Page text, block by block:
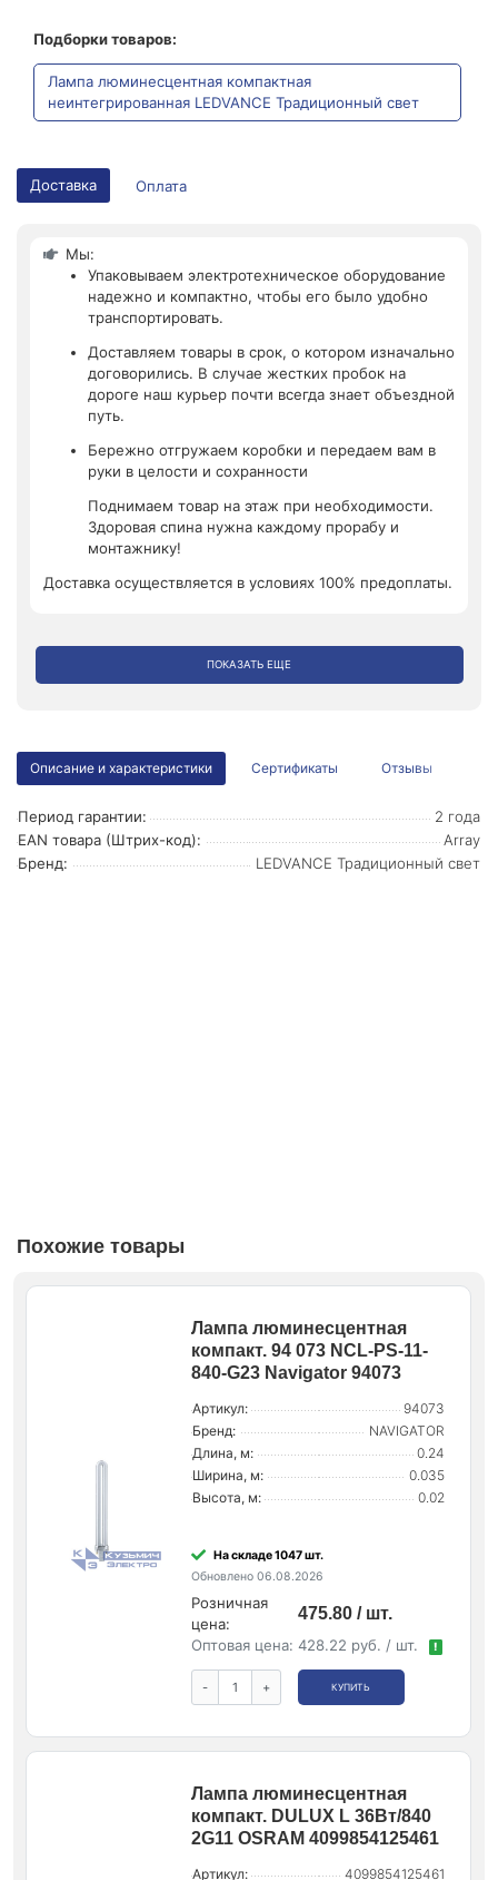
Подборки товаров:
Лампа люминесцентная компактная
неинтегрированная LEDVANCE Традиционный свет
Доставка Оплата
Мы:
Упаковываем электротехническое оборудование
надежно и компактно, чтобы его было удобно
транспортировать.
Доставляем товары в срок, о котором изначально
договорились. В случае жестких пробок на
дороге наш курьер почти всегда знает объездной
путь.
Бережно отгружаем коробки и передаем вам в
руки в целости и сохранности
Поднимаем товар на этаж при необходимости.
Здоровая спина нужна каждому прорабу и
монтажнику!
Доставка осуществляется в условиях 100% предоплаты.
ПОКАЗАТЬ ЕЩЕ
Описание и характеристики Сертификаты Отзывы
Период гарантии:
2 года
EAN товара (Штрих-код):
Array
Бренд:
LEDVANCE Традиционный свет
Похожие товары
Лампа люминесцентная
компакт. 94 073 NCL-PS-11-
840-G23 Navigator 94073
Артикул:
94073
Бренд:
NAVIGATOR
Длина, м:
0.24
Ширина, м:
0.035
Высота, м:
0.02
На складе 1047 шт.
Обновлено 06.08.2026
Розничная
цена:
475.80 / шт.
Оптовая цена: 428.22 руб. / шт. !
- + КУПИТЬ
Лампа люминесцентная
компакт. DULUX L 36Вт/840
2G11 OSRAM 4099854125461
Артикул: 4099854125461